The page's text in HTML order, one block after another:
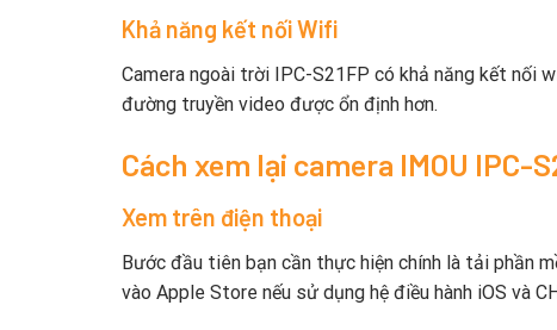
Khả năng kết nối Wifi
Camera ngoài trời IPC-S21FP có khả năng kết nối
đường truyền video được ổn định hơn.
Cách xem lại camera IMOU IPC-
Xem trên điện thoại
Bước đầu tiên bạn cần thực hiện chính là tải phần
vào Apple Store nếu sử dụng hệ điều hành iOS và